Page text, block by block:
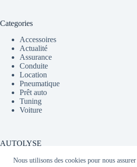
Nous utilisons des cookies pour nous
Categories
Accessoires
Actualité
Assurance
Conduite
Location
Pneumatique
Prêt auto
Tuning
Voiture
AUTOLYSE